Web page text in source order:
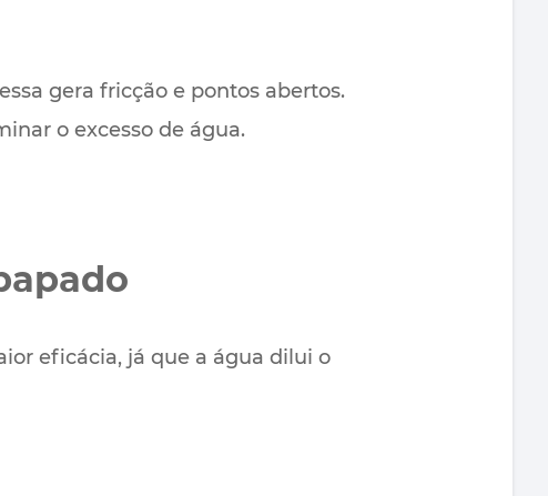
gera fricção e pontos abertos.
o excesso de água.
eficácia, já que a água dilui o